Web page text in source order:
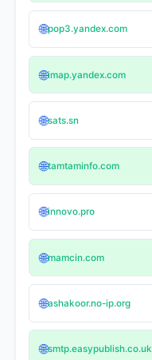
🌐pop3.yandex.com
🌐imap.yandex.com
🌐sats.sn
🌐tamtaminfo.com
🌐innovo.pro
🌐mamcin.com
🌐ashakoor.no-ip.org
🌐smtp.easypublish.co.uk